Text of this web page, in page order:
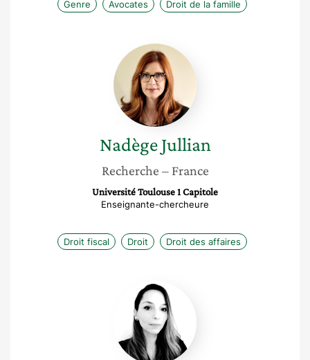
Genre
Avocates Droit de la famille
Nadège
Jullian
Nadège Jullian
Recherche – France
Université Toulouse 1 Capitole
Enseignante-chercheure
Droit fiscal Droit Droit des affaires
Hania
Kassoul